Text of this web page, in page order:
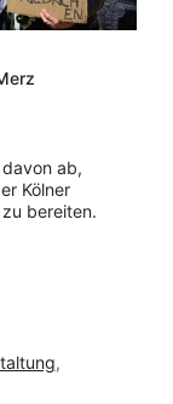
ab,
Kölner
bereiten.
,